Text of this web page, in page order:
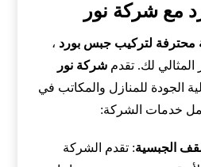
مع شركة نور
لتركيب جبس بورد ،
المثالي لك. تقدمشركة نور
الجودة للمنازل والمكاتب في
خدمات الشركة:
الجبسية: تقدم الشركة